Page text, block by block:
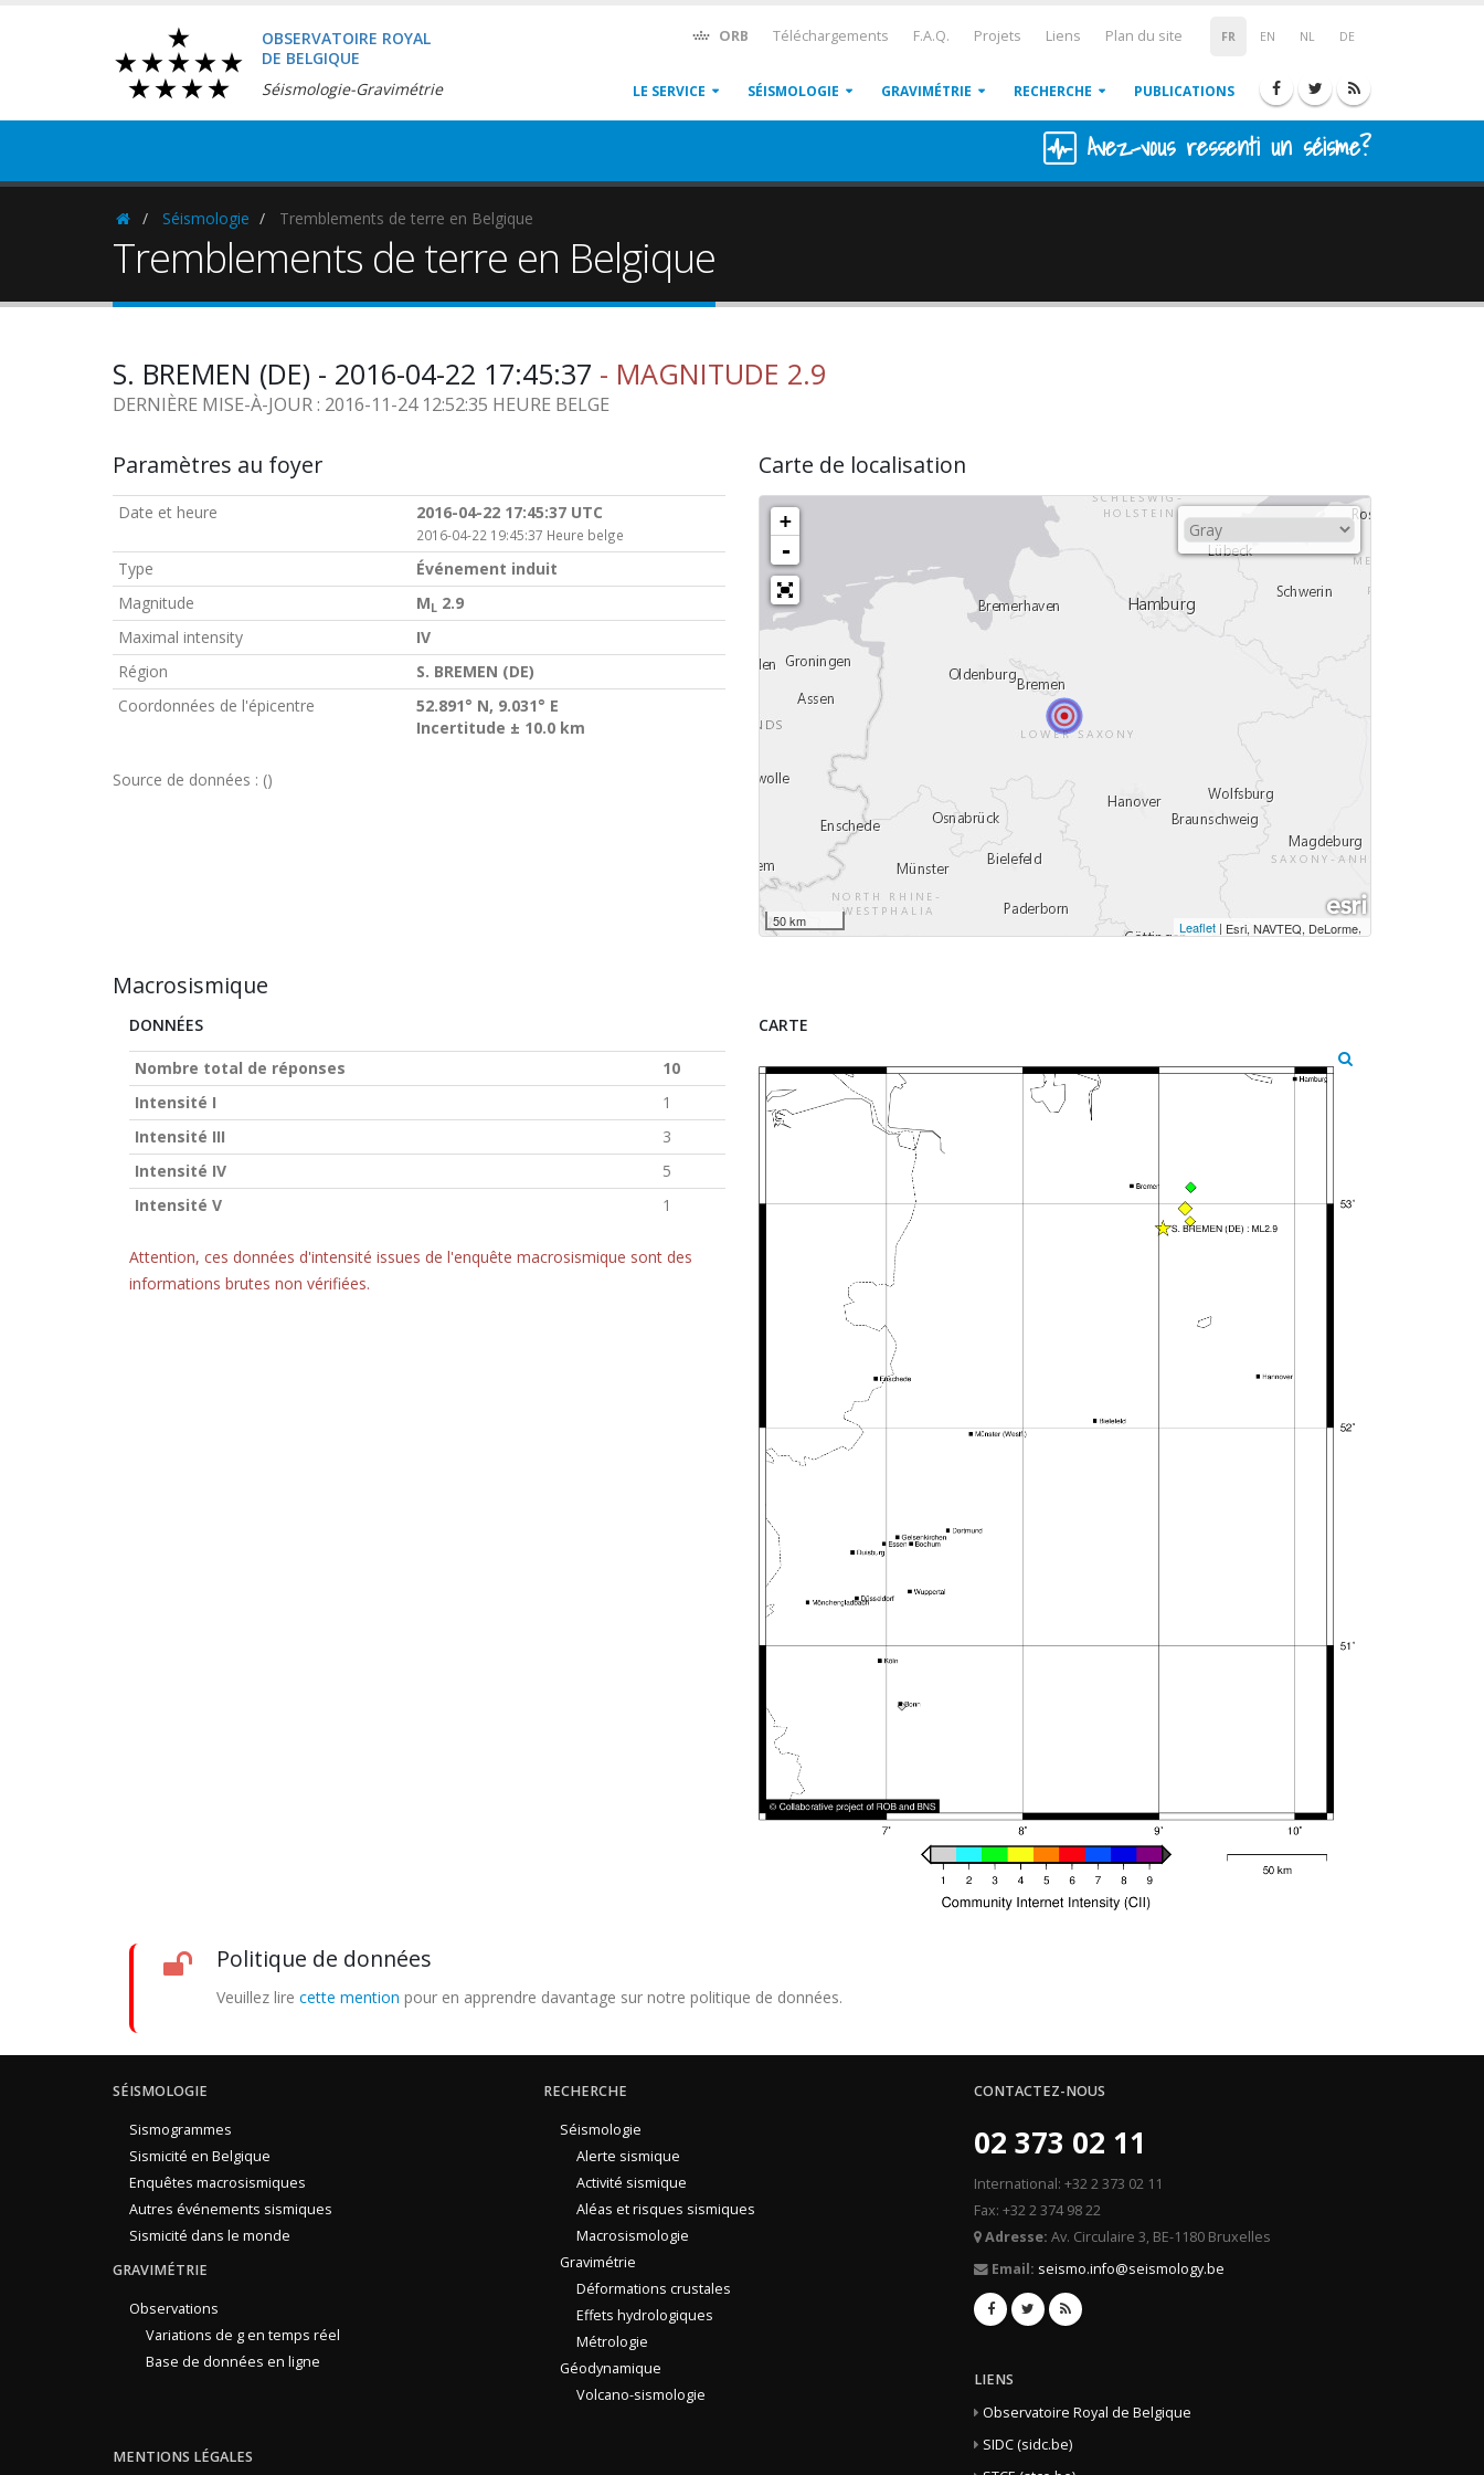
OBSERVATOIRE ROYAL
DE BELGIQUE
Séismologie-Gravimétrie
FR EN NL DE
ORB Téléchargements F.A.Q. Projets Liens Plan du site
LE SERVICE SÉISMOLOGIE GRAVIMÉTRIE RECHERCHE PUBLICATIONS
Avez-vous ressenti un séisme?
HomepageSéismologie Tremblements de terre en Belgique
Tremblements de terre en Belgique
S. BREMEN (DE) - 2016-04-22 17:45:37 - MAGNITUDE 2.9
DERNIÈRE MISE-À-JOUR : 2016-11-24 12:52:35 HEURE BELGE
Paramètres au foyer
Date et heure 2016-04-22 17:45:37 UTC
2016-04-22 19:45:37 Heure belge
Type
Événement induit
Magnitude
ML 2.9
Maximal intensity
IV
Région
S. BREMEN (DE)
Coordonnées de l'épicentre
52.891° N, 9.031° E
Incertitude ± 10.0 km
Source de données : ()
Carte de localisation
+
-
50 km Leaflet | Esri, NAVTEQ, DeLorme,
Macrosismique
DONNÉES
Nombre total de réponses
10
Intensité I
1
Intensité III
3
Intensité IV
5
Intensité V
1
Attention, ces données d'intensité issues de l'enquête macrosismique sont des
informations brutes non vérifiées.
CARTE
Politique de données
Veuillez lire cette mention pour en apprendre davantage sur notre politique de données.
SÉISMOLOGIE
Sismogrammes
Sismicité en Belgique
Enquêtes macrosismiques
Autres événements sismiques
Sismicité dans le monde
GRAVIMÉTRIE
Observations
Variations de g en temps réel
Base de données en ligne
RECHERCHE
Séismologie
Alerte sismique
Activité sismique
Aléas et risques sismiques
Macrosismologie
Gravimétrie
Déformations crustales
Effets hydrologiques
Métrologie
Géodynamique
Volcano-sismologie
MENTIONS LÉGALES
CONTACTEZ-NOUS
02 373 02 11
International: +32 2 373 02 11
Fax: +32 2 374 98 22
Adresse: Av. Circulaire 3, BE-1180 Bruxelles
Email: seismo.info@seismology.be
LIENS
Observatoire Royal de Belgique
SIDC (sidc.be)